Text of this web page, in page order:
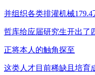
并组织各类排灌机械179.4
哲库给应届研究生开出了
正将本人的触角探至
这类人才目前稀缺且培育